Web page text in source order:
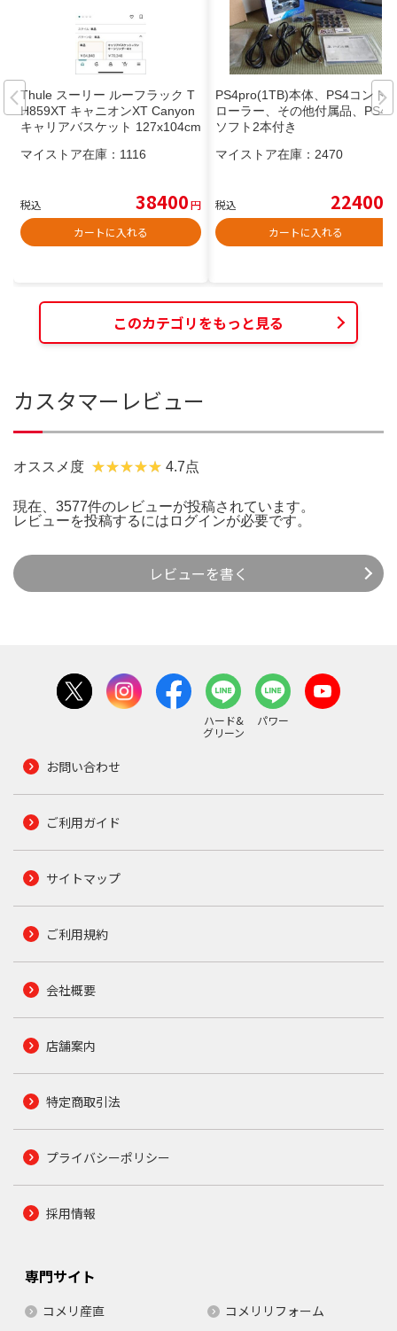
Thule スーリー ルーフラック T
H859XT キャニオンXT Canyon
キャリアバスケット 127x104cm
マイストア在庫： 1116
税込 38400円
カートに入れる
PS4pro(1TB)本体、PS4コント
ローラー、その他付属品、PS4
ソフト2本付き
マイストア在庫： 2470
税込 22400
カートに入れる
このカテゴリをもっと見る
カスタマーレビュー
オススメ度 4.7点
現在、3577件のレビューが投稿されています。
レビューを投稿するには ログインが必要です。
レビューを書く
ハード&
グリーン
パワー
お問い合わせ
ご利用ガイド
サイトマップ
ご利用規約
会社概要
店舗案内
特定商取引法
プライバシーポリシー
採用情報
専門サイト
コメリ産直 コメリリフォーム